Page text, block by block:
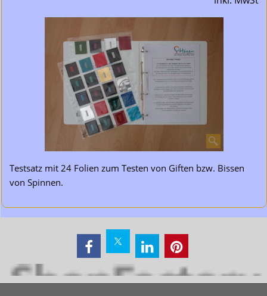
Testsatz mit 24 Folien zum Testen von Giften bzw. Bissen
von Spinnen.
WebShop erstellt mit ShopFactory Shop Software.